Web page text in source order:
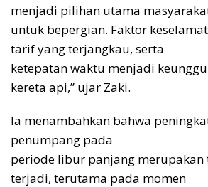
menjadi pilihan utama
untuk bepergian. Faktor
tarif yang terjangkau, serta
ketepatan waktu menjadi
kereta api,” ujar Zaki.
Ia menambahkan bahwa
penumpang pada
periode libur panjang merupakan
terjadi, terutama pada momen